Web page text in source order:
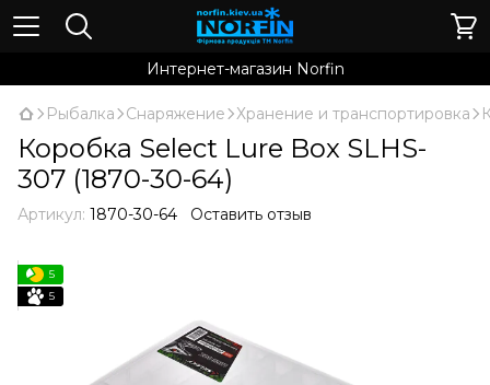
Интернет-магазин Norfin
Рыбалка Снаряжение Хранение и транспортировка
Коробка Select Lure Box SLHS-
307 (1870-30-64)
Артикул: 1870-30-64 Оставить отзыв
5
5